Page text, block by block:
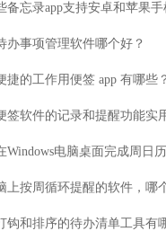
备忘录app支持安卓和苹果手
办事项管理软件哪个好？
捷的工作用便签 app 有哪些
签软件的记录和提醒功能实
Windows电脑桌面完成周日
上按周循环提醒的软件，哪
钩和排序的待办清单工具有